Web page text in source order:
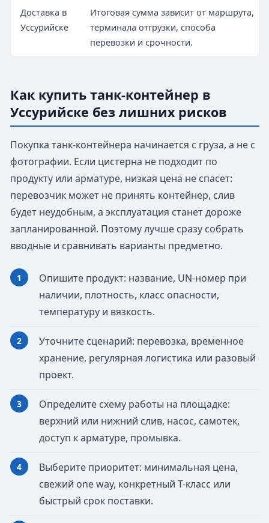
Доставка в
Уссурийске
Итоговая сумма зависит от маршрута,
терминала отгрузки, способа
перевозки и срочности.
Как купить танк-контейнер в
Уссурийске без лишних рисков
Покупка танк-контейнера начинается с груза, а не с
фотографии. Если цистерна не подходит по
продукту или арматуре, низкая цена не спасет:
перевозчик может не принять контейнер, слив
будет неудобным, а эксплуатация станет дороже
запланированной. Поэтому лучше сразу собрать
вводные и сравнивать варианты предметно.
Опишите продукт: название, UN-номер при
наличии, плотность, класс опасности,
температуру и вязкость.
Уточните сценарий: перевозка, временное
хранение, регулярная логистика или разовый
проект.
Определите схему работы на площадке:
верхний или нижний слив, насос, самотек,
доступ к арматуре, промывка.
Выберите приоритет: минимальная цена,
свежий one way, конкретный T-класс или
быстрый срок поставки.